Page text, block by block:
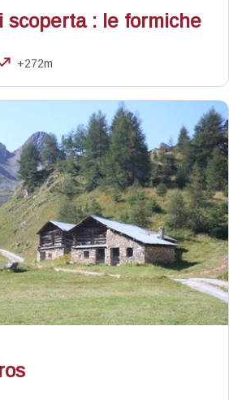
scoperta : le formiche
+272m
Musella - PNR Queyras